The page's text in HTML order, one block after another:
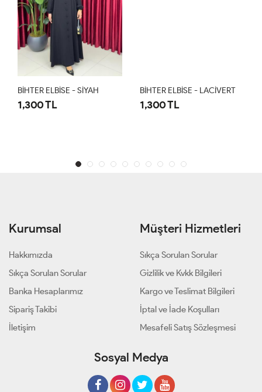
BİHTER ELBİSE - SİYAH
1,300 TL
BİHTER ELBİSE - LACİVERT
1,300 TL
Kurumsal
Hakkımızda
Sıkça Sorulan Sorular
Banka Hesaplarımız
Sipariş Takibi
İletişim
Müşteri Hizmetleri
Sıkça Sorulan Sorular
Gizlilik ve Kvkk Bilgileri
Kargo ve Teslimat Bilgileri
İptal ve İade Koşulları
Mesafeli Satış Sözleşmesi
Sosyal Medya